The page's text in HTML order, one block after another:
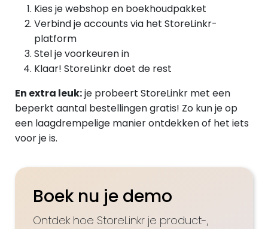
Kies je webshop en boekhoudpakket
Verbind je accounts via het StoreLinkr-
platform
Stel je voorkeuren in
Klaar! StoreLinkr doet de rest
En extra leuk:je probeert StoreLinkr met een
beperkt aantal bestellingen gratis! Zo kun je op
een laagdrempelige manier ontdekken of het iets
voor je is.
Boek nu je demo
Ontdek hoe StoreLinkr je product-,